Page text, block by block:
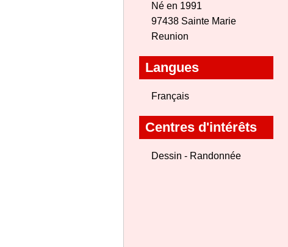
Né en 1991
97438 Sainte Marie
Reunion
Langues
Français
Centres d'intérêts
Dessin - Randonnée